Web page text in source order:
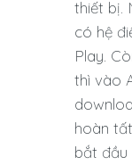
thiết bị.
có hệ
Play.
thì vào
hoàn
bắt đầu